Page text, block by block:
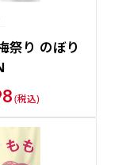
祭り のぼり
(税込)